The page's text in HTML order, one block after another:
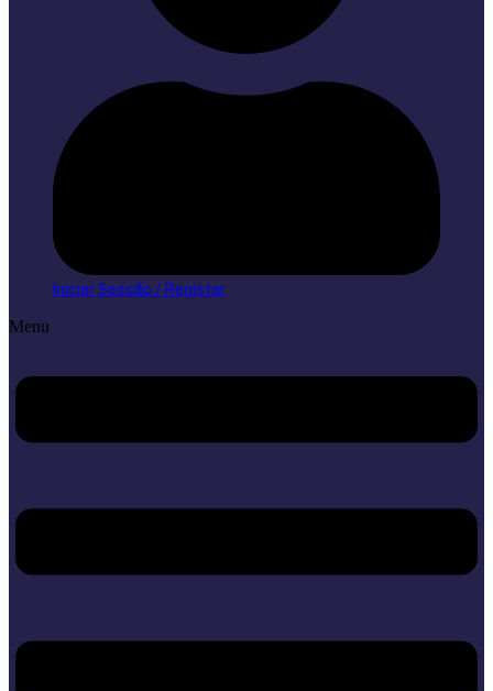
Iniciar Sessão / Registar
Menu